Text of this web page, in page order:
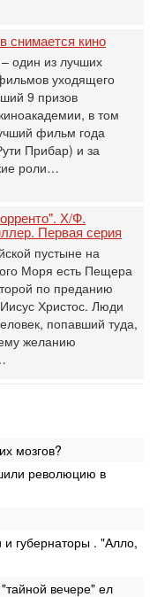
снимается кино
один из лучших
уходящего
9 призов
в том
фильм года
Прибар) и за
роли…
Х/Ф.
Первая серия
пустыне на
Моря есть Пещера
по преданию
Христос. Люди
попавший туда,
желанию
мозгов?
революцию в
губернаторы . "Алло,
вечере" ел